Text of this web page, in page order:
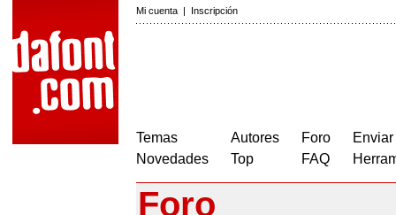
Mi cuenta | Inscripción
Temas
Novedades
Autores
Top
Foro
FAQ
Foro